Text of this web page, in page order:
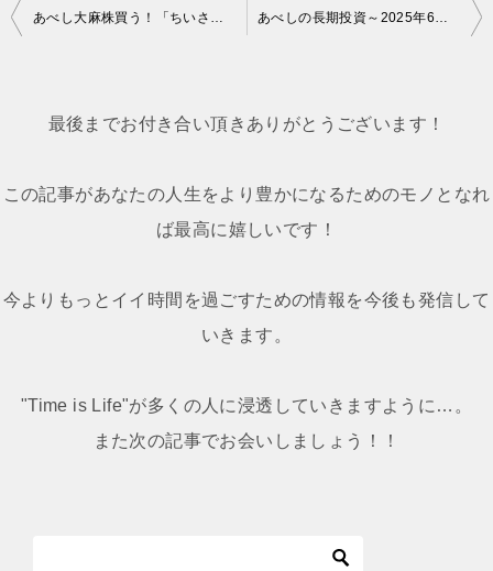
投
ー
ン
あべし大麻株買う！「ちいさな幸せつみたて大麻 」～2025年5月末時点
あべしの長期投資～2025年6月末時点 長期資産総額は1041万円～
最後までお付き合い頂きありがとうございます！
この記事があなたの人生をより豊かになるためのモノとなれ
ば最高に嬉しいです！
今よりもっとイイ時間を過ごすための情報を今後も発信して
いきます。
"Time is Life"が多くの人に浸透していきますように…。
また次の記事でお会いしましょう！！